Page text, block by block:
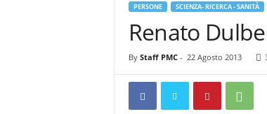
PERSONE SCIENZA- RICERCA - SANITÀ
Renato
By Staff PMC- 22 Agosto 2013